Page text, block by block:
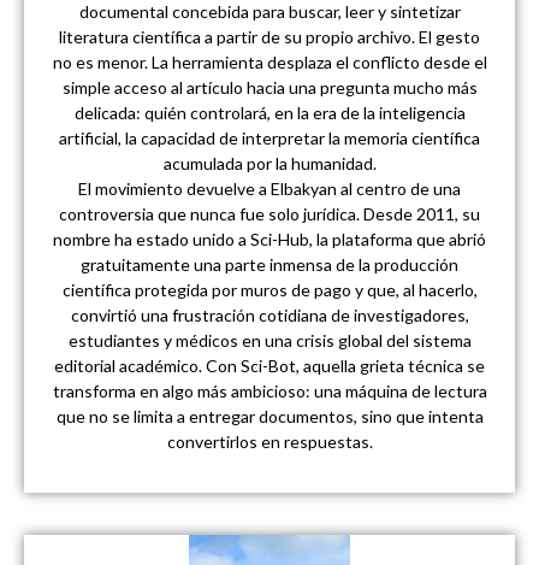
documental concebida para buscar, leer y sintetizar
literatura científica a partir de su propio archivo. El gesto
no es menor. La herramienta desplaza el conflicto desde el
simple acceso al artículo hacia una pregunta mucho más
delicada: quién controlará, en la era de la inteligencia
artificial, la capacidad de interpretar la memoria científica
acumulada por la humanidad.
El movimiento devuelve a Elbakyan al centro de una
controversia que nunca fue solo jurídica. Desde 2011, su
nombre ha estado unido a Sci-Hub, la plataforma que abrió
gratuitamente una parte inmensa de la producción
científica protegida por muros de pago y que, al hacerlo,
convirtió una frustración cotidiana de investigadores,
estudiantes y médicos en una crisis global del sistema
editorial académico. Con Sci-Bot, aquella grieta técnica se
transforma en algo más ambicioso: una máquina de lectura
que no se limita a entregar documentos, sino que intenta
convertirlos en respuestas.